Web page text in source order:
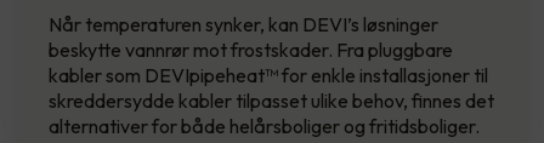
Når temperaturen synker, kan DEVI’s løsninger
beskytte vannrør mot frostskader. Fra pluggbare
kabler som DEVIpipeheat™ for enkle installasjoner til
skreddersydde kabler tilpasset ulike behov, finnes det
alternativer for både helårsboliger og fritidsboliger.